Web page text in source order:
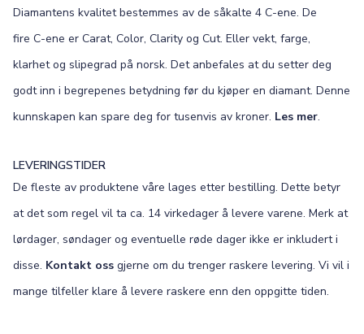
Diamantens kvalitet bestemmes av de såkalte 4 C-ene. De
fire C-ene er Carat, Color, Clarity og Cut. Eller vekt, farge,
klarhet og slipegrad på norsk. Det anbefales at du setter deg
godt inn i begrepenes betydning før du kjøper en diamant. Denne
kunnskapen kan spare deg for tusenvis av kroner. Les mer.
LEVERINGSTIDER
De fleste av produktene våre lages etter bestilling. Dette betyr
at det som regel vil ta ca. 14 virkedager å levere varene. Merk at
lørdager, søndager og eventuelle røde dager ikke er inkludert i
disse. Kontakt oss gjerne om du trenger raskere levering. Vi vil i
mange tilfeller klare å levere raskere enn den oppgitte tiden.